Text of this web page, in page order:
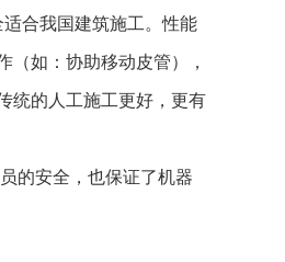
合我国建筑施工。性能
如：协助移动皮管），
统的人工施工更好，更有
的安全，也保证了机器